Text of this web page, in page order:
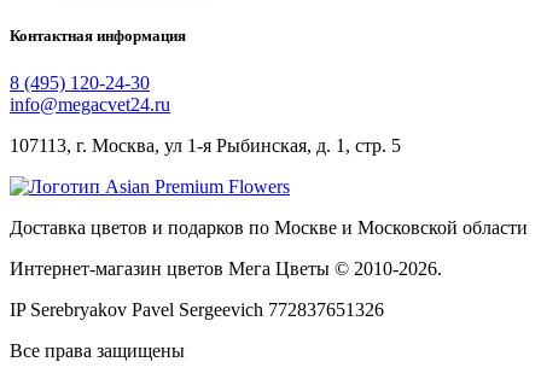
Контактная информация
8 (495) 120-24-30
info@megacvet24.ru
107113, г. Москва, ул 1-я Рыбинская, д. 1, стр. 5
Доставка цветов и подарков по Москве и Московской области
Интернет-магазин цветов Мега Цветы © 2010-2026.
IP Serebryakov Pavel Sergeevich 772837651326
Все права защищены